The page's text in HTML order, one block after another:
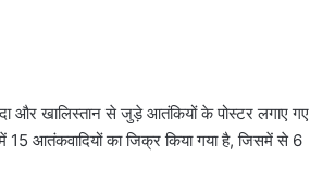
और खालिस्तान से जुड़े आतंकियों के पोस्टर लगाए गए
आतंकवादियों का जिक्र किया गया है, जिसमें से 6